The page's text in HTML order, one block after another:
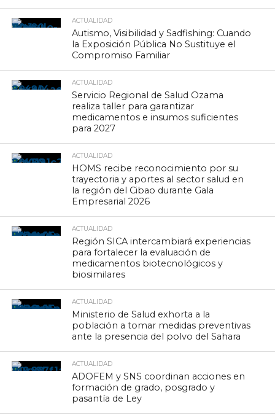
ACTUALIDAD
Autismo, Visibilidad y Sadfishing: Cuando
la Exposición Pública No Sustituye el
Compromiso Familiar
ACTUALIDAD
Servicio Regional de Salud Ozama
realiza taller para garantizar
medicamentos e insumos suficientes
para 2027
ACTUALIDAD
HOMS recibe reconocimiento por su
trayectoria y aportes al sector salud en
la región del Cibao durante Gala
Empresarial 2026
ACTUALIDAD
Región SICA intercambiará experiencias
para fortalecer la evaluación de
medicamentos biotecnológicos y
biosimilares
ACTUALIDAD
Ministerio de Salud exhorta a la
población a tomar medidas preventivas
ante la presencia del polvo del Sahara
ACTUALIDAD
ADOFEM y SNS coordinan acciones en
formación de grado, posgrado y
pasantía de Ley